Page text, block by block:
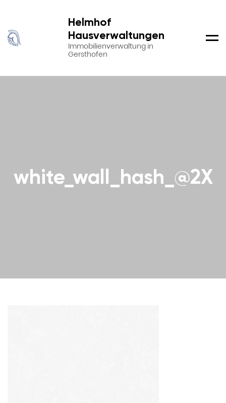
Helmhof
Hausverwaltungen
Immobilienverwaltung in
Gersthofen
white_wall_hash_@2X